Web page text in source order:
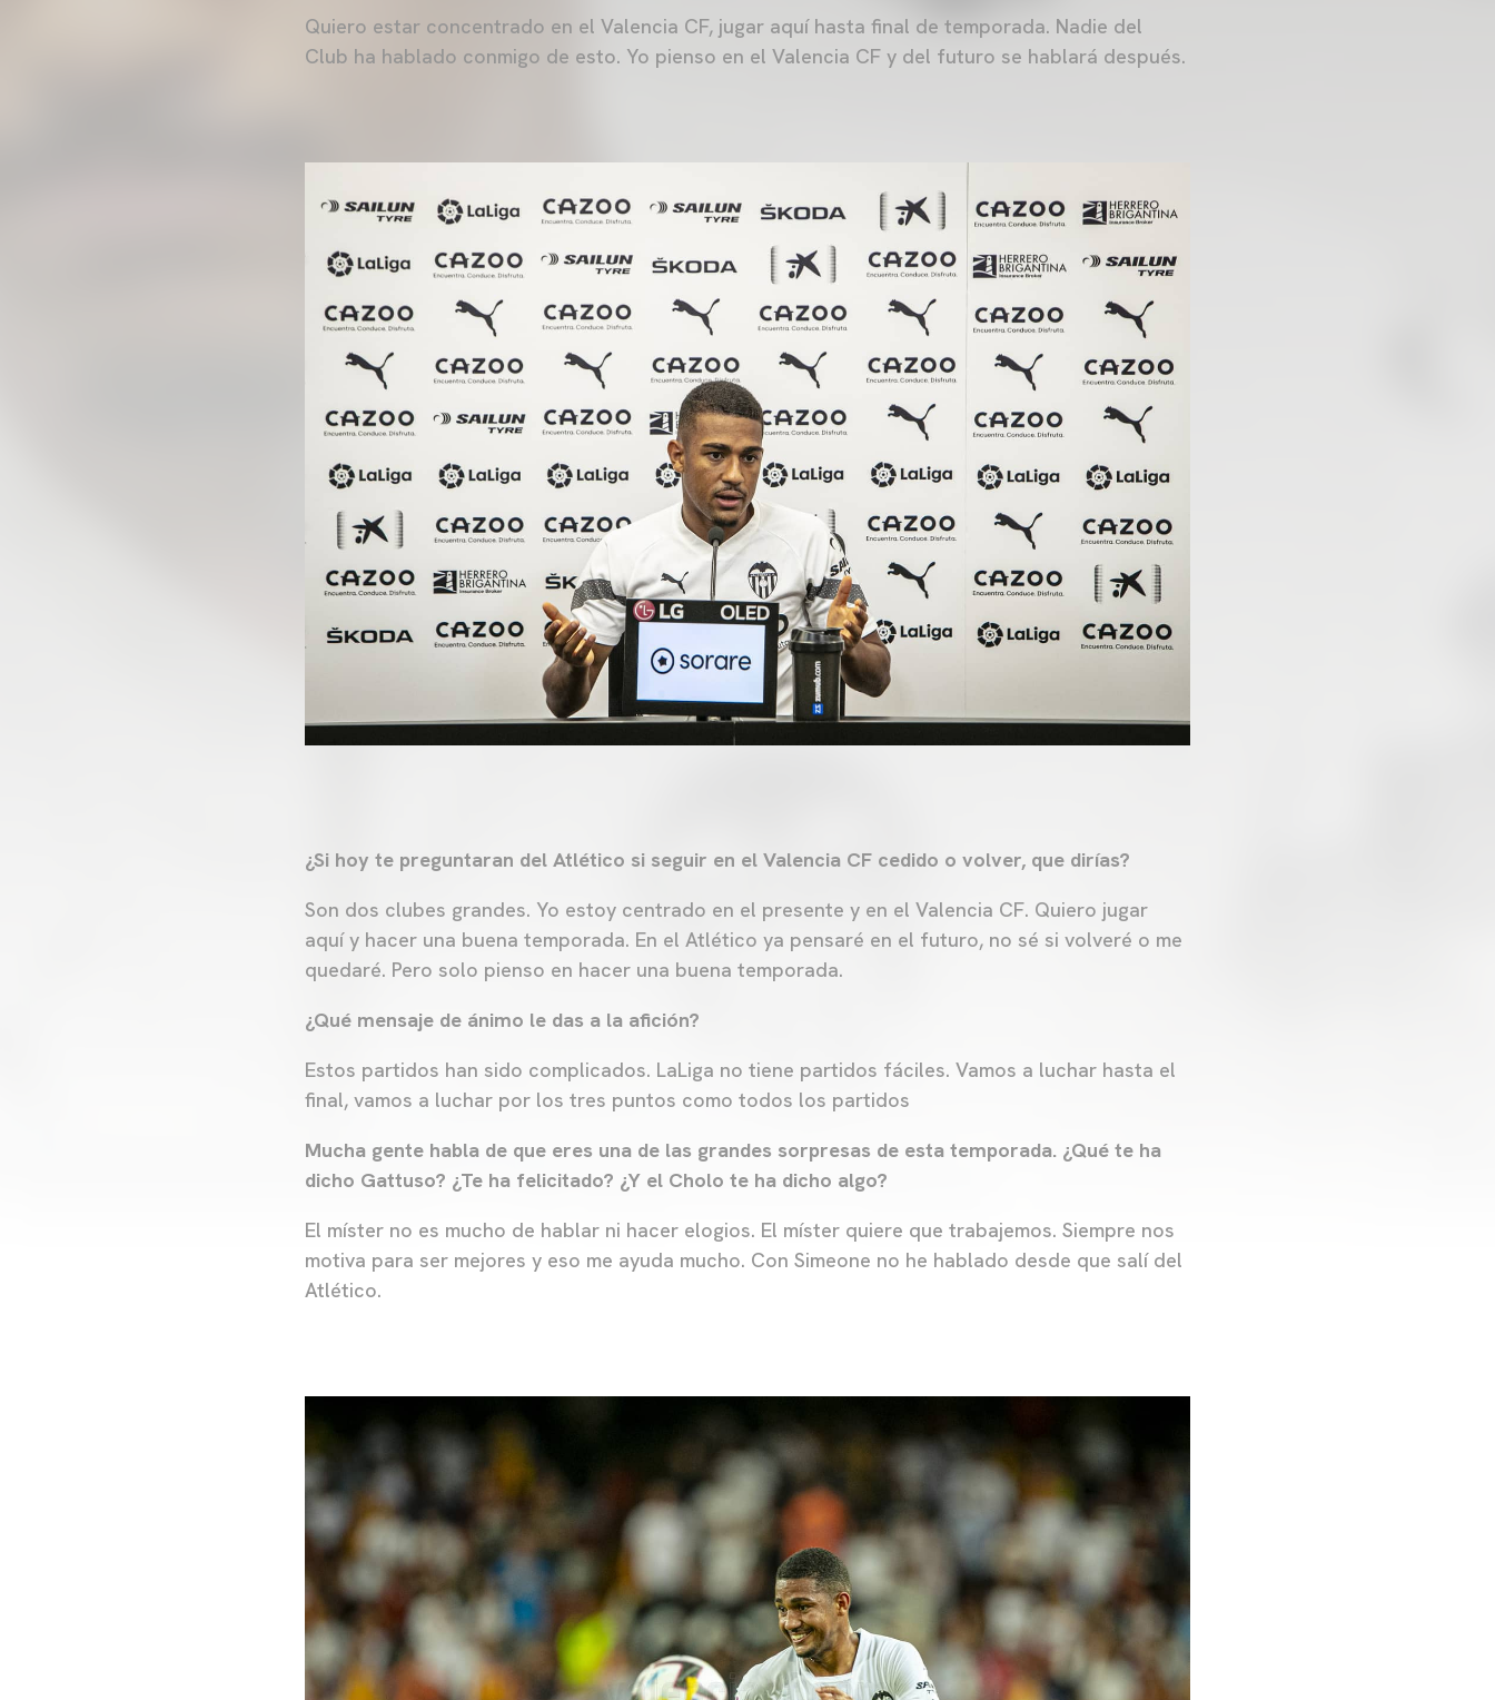
Quiero estar concentrado en el Valencia CF, jugar aquí hasta final de temporada. Nadie del
Club ha hablado conmigo de esto. Yo pienso en el Valencia CF y del futuro se hablará después.
¿Si hoy te preguntaran del Atlético si seguir en el Valencia CF cedido o volver, que dirías?
Son dos clubes grandes. Yo estoy centrado en el presente y en el Valencia CF. Quiero jugar
aquí y hacer una buena temporada. En el Atlético ya pensaré en el futuro, no sé si volveré o me
quedaré. Pero solo pienso en hacer una buena temporada.
¿Qué mensaje de ánimo le das a la afición?
Estos partidos han sido complicados. LaLiga no tiene partidos fáciles. Vamos a luchar hasta el
final, vamos a luchar por los tres puntos como todos los partidos
Mucha gente habla de que eres una de las grandes sorpresas de esta temporada. ¿Qué te ha
dicho Gattuso? ¿Te ha felicitado? ¿Y el Cholo te ha dicho algo?
El míster no es mucho de hablar ni hacer elogios. El míster quiere que trabajemos. Siempre nos
motiva para ser mejores y eso me ayuda mucho. Con Simeone no he hablado desde que salí del
Atlético.